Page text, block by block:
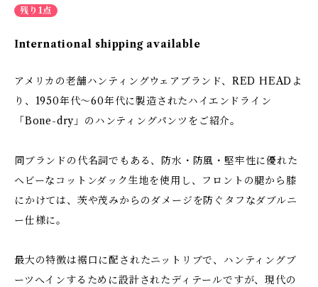
残り1点
International shipping available
アメリカの老舗ハンティングウェアブランド、RED HEADよ
り、1950年代〜60年代に製造されたハイエンドライン
「Bone-dry」のハンティングパンツをご紹介。
同ブランドの代名詞でもある、防水・防風・堅牢性に優れた
ヘビーなコットンダック生地を使用し、フロントの腿から膝
にかけては、茨や茂みからのダメージを防ぐタフなダブルニ
ー仕様に。
最大の特徴は裾口に配されたニットリブで、ハンティングブ
ーツへインするために設計されたディテールですが、現代の